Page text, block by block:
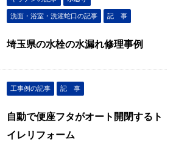
洗面・浴室・洗濯蛇口の記事 記 事
埼玉県の水栓の水漏れ修理事例
工事例の記事 記 事
自動で便座フタがオート開閉するト
イレリフォーム